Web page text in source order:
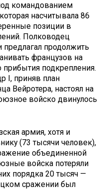
командованием
насчитывала 86
позиции в
Полководец
предлагал продолжить
французов на
подкрепления.
I, приняв план
Вейротера, настоял на
войско двинулось
армия, хотя и
(73 тысячи человек),
объединенной
войска потеряли
порядка 20 тысяч —
сражении был